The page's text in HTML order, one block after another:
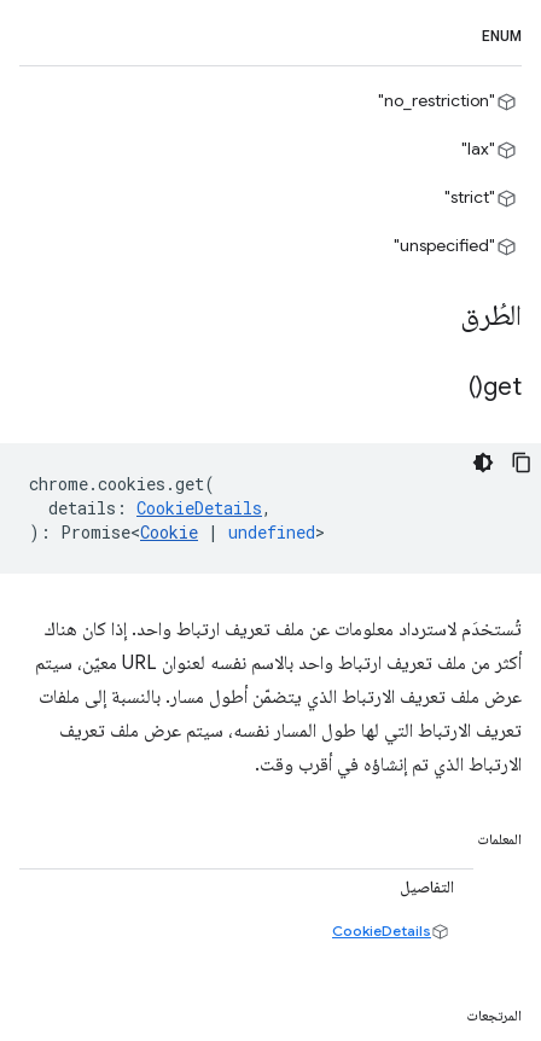
ENUM
"no_restriction"
"lax"
"strict"
"unspecified"
الطُرق
get(
)
chrome.cookies .get(
details : CookieDetails,
) : Promise<Cookie | undefined>
تُستخدَم لاسترداد معلومات عن ملف تعريف ارتباط واحد. إذا كان هناك
أكثر من ملف تعريف ارتباط واحد بالاسم نفسه لعنوان URL معيّن، سيتم
عرض ملف تعريف الارتباط الذي يتضمّن أطول مسار. بالنسبة إلى ملفات
تعريف الارتباط التي لها طول المسار نفسه، سيتم عرض ملف تعريف
الارتباط الذي تم إنشاؤه في أقرب وقت.
المعلمات
التفاصيل
CookieDetails
المرتجعات